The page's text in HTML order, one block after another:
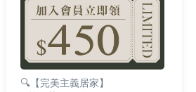
🔍【完美主義居家】